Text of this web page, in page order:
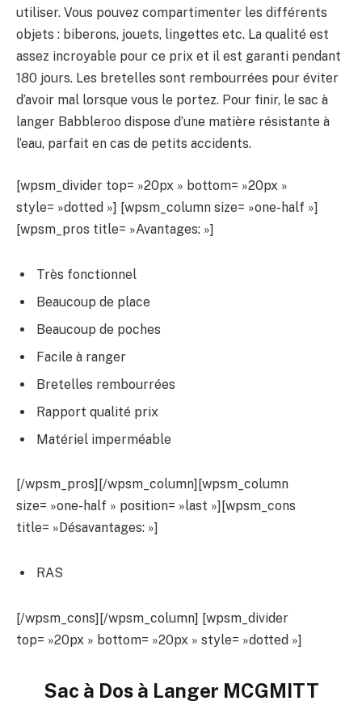
utiliser. Vous pouvez compartimenter les différents
objets : biberons, jouets, lingettes etc. La qualité est
assez incroyable pour ce prix et il est garanti pendant
180 jours. Les bretelles sont rembourrées pour éviter
d’avoir mal lorsque vous le portez. Pour finir, le sac à
langer Babbleroo dispose d’une matière résistante à
l’eau, parfait en cas de petits accidents.
[wpsm_divider top= »20px » bottom= »20px »
style= »dotted »] [wpsm_column size= »one-half »]
[wpsm_pros title= »Avantages: »]
Très fonctionnel
Beaucoup de place
Beaucoup de poches
Facile à ranger
Bretelles rembourrées
Rapport qualité prix
Matériel imperméable
[/wpsm_pros][/wpsm_column][wpsm_column
size= »one-half » position= »last »][wpsm_cons
title= »Désavantages: »]
RAS
[/wpsm_cons][/wpsm_column] [wpsm_divider
top= »20px » bottom= »20px » style= »dotted »]
Sac à Dos à Langer MCGMITT